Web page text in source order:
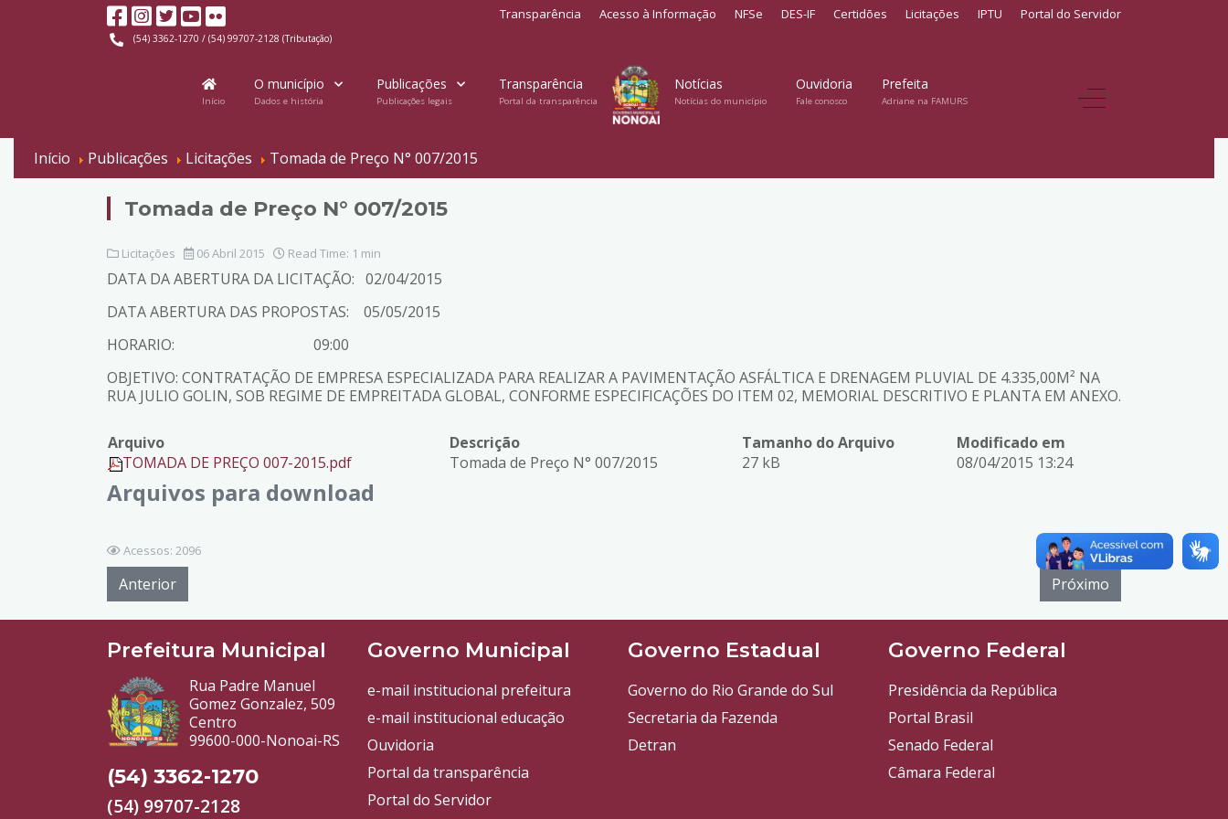
(54) 3362-1270 / (54) 99707-2128 (Tributação)
Transparência Acesso à Informação NFSe DES-IF Certidões Licitações IPTU Portal do Servidor
Início
O município
Dados e história
Publicações
Publicações legais
Transparência
Portal da transparência
Notícias
Notícias do município
Ouvidoria
Fale conosco
Prefeita
Adriane na FAMURS
Início Publicações Licitações Tomada de Preço N° 007/2015
Tomada de Preço N° 007/2015
Licitações 06 Abril 2015 Read Time: 1 min
DATA DA ABERTURA DA LICITAÇÃO: 02/04/2015
DATA ABERTURA DAS PROPOSTAS: 05/05/2015
HORARIO: 09:00
OBJETIVO: CONTRATAÇÃO DE EMPRESA ESPECIALIZADA PARA REALIZAR A PAVIMENTAÇÃO ASFÁLTICA E DRENAGEM PLUVIAL DE 4.335,00M² NA
RUA JULIO GOLIN, SOB REGIME DE EMPREITADA GLOBAL, CONFORME ESPECIFICAÇÕES DO ITEM 02, MEMORIAL DESCRITIVO E PLANTA EM ANEXO.
Arquivos para download
Arquivo Descrição Tamanho do Arquivo
Modificado em
TOMADA DE PREÇO 007-2015.pdf
Tomada de Preço N° 007/2015 27 kB 08/04/2015 13:24
Acessos: 2096
Anterior Próximo
Prefeitura Municipal
Rua Padre Manuel
Gomez Gonzalez, 509
Centro
99600-000-Nonoai-RS
(54) 3362-1270
(54) 99707-2128
Governo Municipal
e-mail institucional prefeitura
e-mail institucional educação
Ouvidoria
Portal da transparência
Portal do Servidor
Governo Estadual
Governo do Rio Grande do Sul
Secretaria da Fazenda
Detran
Governo Federal
Presidência da República
Portal Brasil
Senado Federal
Câmara Federal